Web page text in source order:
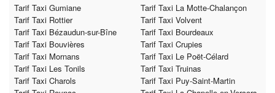
Tarif Taxi Gumiane
Tarif Taxi La Motte-Chalançon
Tarif Taxi Rottier
Tarif Taxi Volvent
Tarif Taxi Bézaudun-sur-Bîne
Tarif Taxi Bourdeaux
Tarif Taxi Bouvières
Tarif Taxi Crupies
Tarif Taxi Mornans
Tarif Taxi Le Poët-Célard
Tarif Taxi Les Tonils
Tarif Taxi Truinas
Tarif Taxi Charols
Tarif Taxi Puy-Saint-Martin